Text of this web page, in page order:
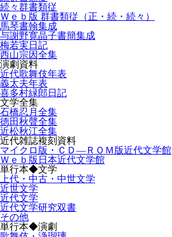
続々群書類従
Ｗｅｂ版 群書類従（正・続・続々）
馬琴書翰集成
与謝野寛晶子書簡集成
梅若実日記
西山宗因全集
演劇資料
近代歌舞伎年表
義太夫年表
喜多村緑郎日記
文学全集
石橋忍月全集
徳田秋聲全集
近松秋江全集
近代雑誌複刻資料
マイクロ版・ＣＤ―ＲＯＭ版近代文学館
Ｗｅｂ版日本近代文学館
単行本◆文学
上代・中古・中世文学
近世文学
近代文学
近代文学研究双書
その他
単行本◆演劇